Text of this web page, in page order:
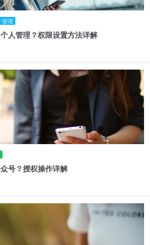
管理
人管理？权限设置方法详解
号？授权操作详解